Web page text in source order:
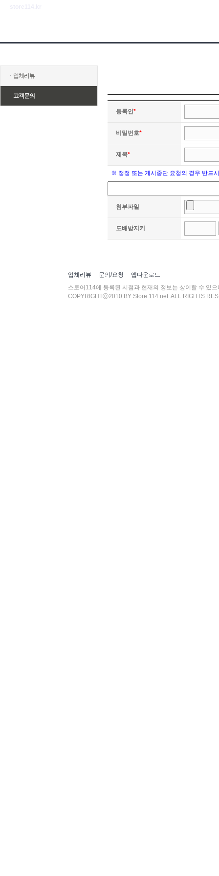
ㆍ 업체리뷰
고객문의
등록인*
비밀번호*
제목*
※ 정정 또는 게시중단 요청의 경우 반드
첨부파일
도배방지키
업체리뷰 문의/요청
앱다운로드
스토어114에 등록된 시점과 현재의 정보는 상이할 수 있
COPYRIGHTⓒ2010 BY Store 114.net. ALL RIGHTS